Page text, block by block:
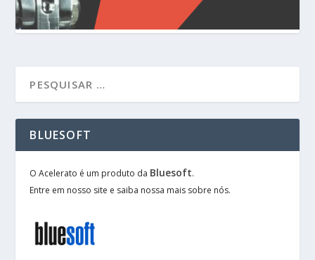
BLUESOFT
O Acelerato é um produto da Bluesoft.
Entre em nosso site e saiba nossa mais sobre nós.